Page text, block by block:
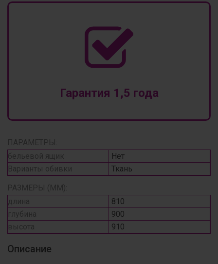
Гарантия 1,5 года
ПАРАМЕТРЫ:
бельевой ящик
Нет
Варианты обивки
Ткань
РАЗМЕРЫ (ММ):
длина
810
глубина
900
высота
910
Описание